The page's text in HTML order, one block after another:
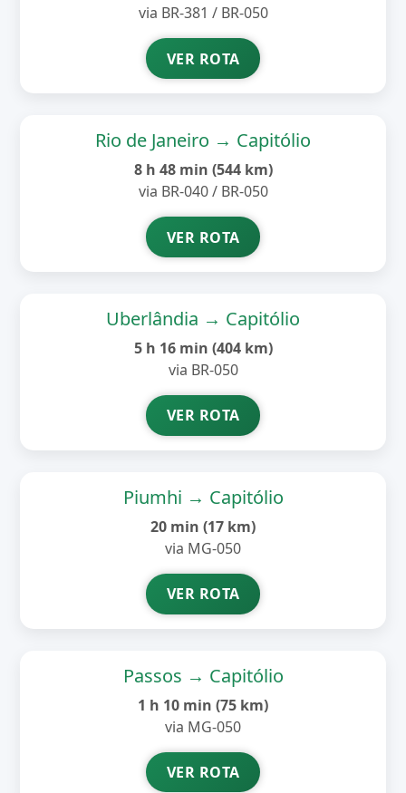
via BR-381 / BR-050
VER ROTA
Rio de Janeiro → Capitólio
8 h 48 min (544 km)
via BR-040 / BR-050
VER ROTA
Uberlândia → Capitólio
5 h 16 min (404 km)
via BR-050
VER ROTA
Piumhi → Capitólio
20 min (17 km)
via MG-050
VER ROTA
Passos → Capitólio
1 h 10 min (75 km)
via MG-050
VER ROTA